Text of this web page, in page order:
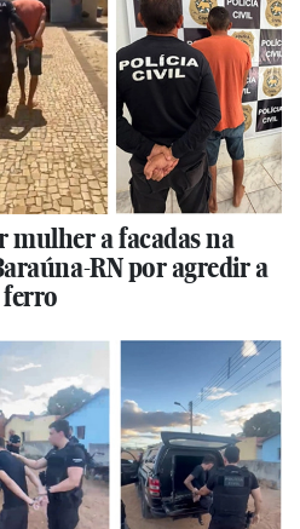
a facadas na
RN por agredir a
ferro